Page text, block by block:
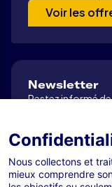
Voir les
Newsletter
Restez informé
Tous
Nous collectons et
mieux comprendre